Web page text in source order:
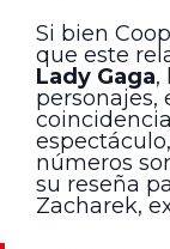
Si bien
que este
Lady Gaga,
personajes,
números
su reseña
Zacharek,